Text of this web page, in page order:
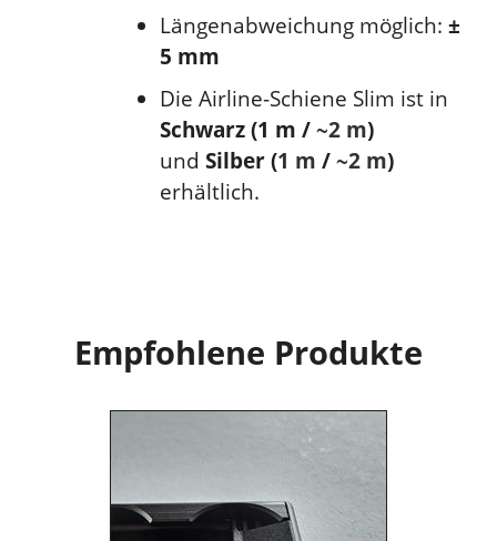
Längenabweichung möglich: ±
5 mm
Die Airline-Schiene Slim ist in
Schwarz (1 m /~2 m)
und Silber (1 m /~2 m)
erhältlich.
Empfohlene Produkte
Slim